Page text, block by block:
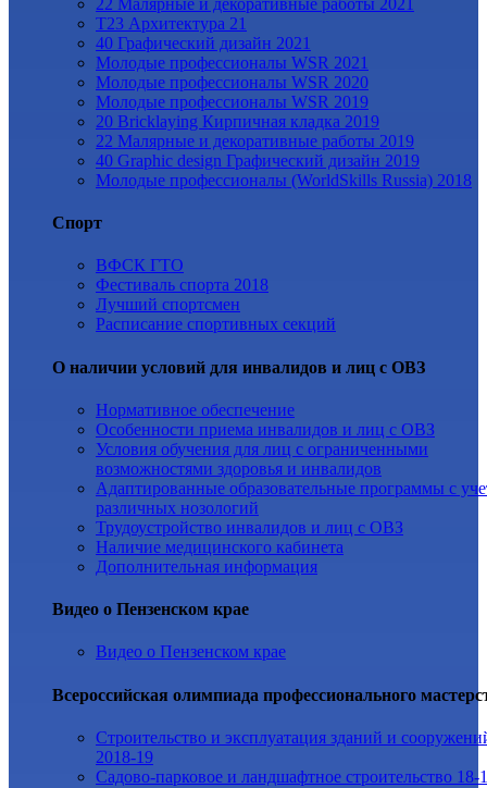
Т23 Архитектура 21
40 Графический дизайн 2021
Молодые профессионалы WSR 2021
Молодые профессионалы WSR 2020
Молодые профессионалы WSR 2019
20 Bricklaying Кирпичная кладка 2019
22 Малярные и декоративные работы 2019
40 Graphic design Графический дизайн 2019
Молодые профессионалы (WorldSkills Russia) 2018
Спорт
ВФСК ГТО
Фестиваль спорта 2018
Лучший спортсмен
Расписание спортивных секций
О наличии условий для инвалидов и лиц с ОВЗ
Нормативное обеспечение
Особенности приема инвалидов и лиц с ОВЗ
Условия обучения для лиц с ограниченными
возможностями здоровья и инвалидов
Адаптированные образовательные программы с
различных нозологий
Трудоустройство инвалидов и лиц с ОВЗ
Наличие медицинского кабинета
Дополнительная информация
Видео о Пензенском крае
Видео о Пензенском крае
Всероссийская олимпиада профессионального
Строительство и эксплуатация зданий и
2018-19
Садово-парковое и ландшафтное строительство 18-